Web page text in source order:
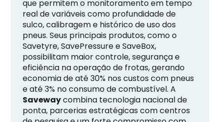
que permitem o monitoramento em tempo
real de variáveis como profundidade de
sulco, calibragem e histórico de uso dos
pneus. Seus principais produtos, como o
Savetyre, SavePressure e SaveBox,
possibilitam maior controle, segurança e
eficiência na operação de frotas, gerando
economia de até 30% nos custos com pneus
e até 3% no consumo de combustível. A
Savewaycombina tecnologia nacional de
ponta, parcerias estratégicas com centros